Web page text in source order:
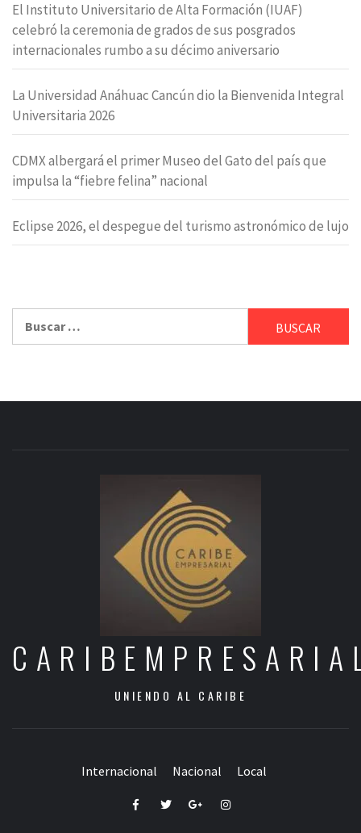
El Instituto Universitario de Alta Formación (IUAF)
celebró la ceremonia de grados de sus posgrados
internacionales rumbo a su décimo aniversario
La Universidad Anáhuac Cancún dio la Bienvenida Integral
Universitaria 2026
CDMX albergará el primer Museo del Gato del país que
impulsa la “fiebre felina” nacional
Eclipse 2026, el despegue del turismo astronómico de lujo
UNIENDO AL CARIBE
Internacional Nacional Local
FacebookTwitterGoogle+Instagram